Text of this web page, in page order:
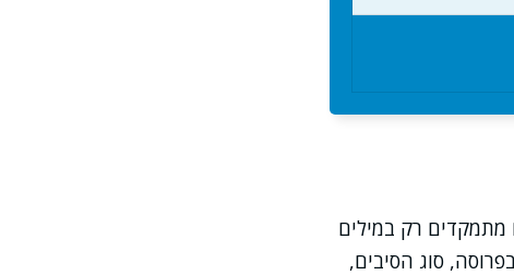
מתמקדים רק במילים
סוג הסיבים,